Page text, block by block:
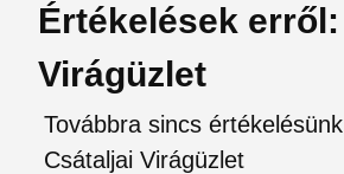
Értékelések
Virágüzlet
Továbbra sincs
Csátaljai Virágüzlet